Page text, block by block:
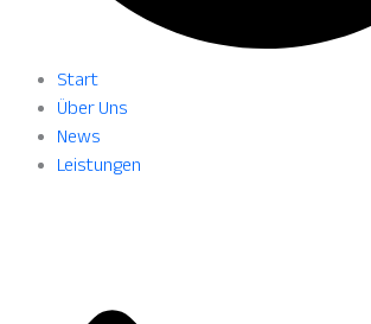
Start
Über Uns
News
Leistungen